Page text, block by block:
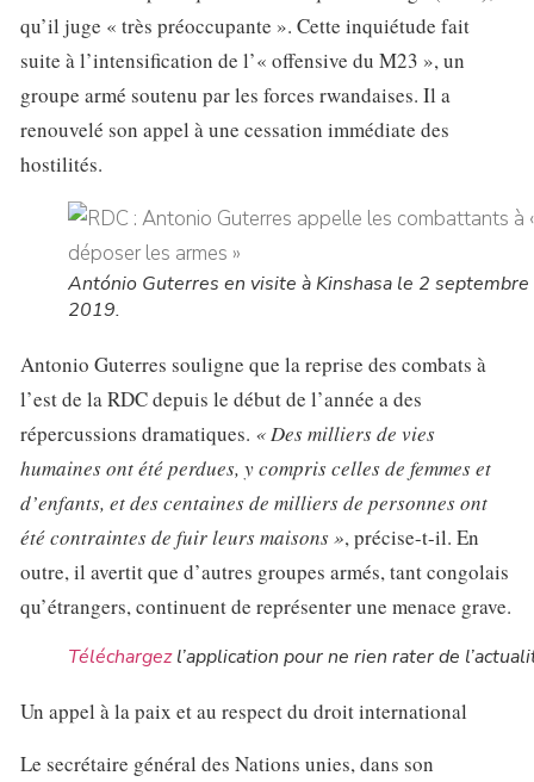
qu’il juge « très préoccupante ». Cette inquiétude fait
suite à l’intensification de l’« offensive du M23 », un
groupe armé soutenu par les forces rwandaises. Il a
renouvelé son appel à une cessation immédiate des
hostilités.
António Guterres en visite à Kinshasa le 2 septembre
2019.
Antonio Guterres souligne que la reprise des combats à
l’est de la RDC depuis le début de l’année a des
répercussions dramatiques. « Des milliers de vies
humaines ont été perdues, y compris celles de femmes et
d’enfants, et des centaines de milliers de personnes ont
été contraintes de fuir leurs maisons », précise-t-il. En
outre, il avertit que d’autres groupes armés, tant congolais
qu’étrangers, continuent de représenter une menace grave.
Téléchargezl’application pour ne rien rater de
Un appel à la paix et au respect du droit international
Le secrétaire général des Nations unies, dans son